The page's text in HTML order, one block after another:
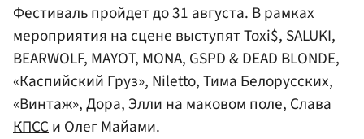
Фестиваль пройдет до 31 августа. В рамках
мероприятия на сцене выступят Toxi$, SALUKI,
BEARWOLF, MAYOT, MONA, GSPD & DEAD BLONDE,
«Каспийский Груз», Niletto, Тима Белорусских,
«Винтаж», Дора, Элли на маковом поле, Слава
КПССи Олег Майами.